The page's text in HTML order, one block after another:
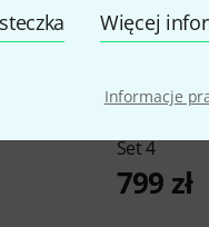
Więcej
Informacje
Set 4
799 zł